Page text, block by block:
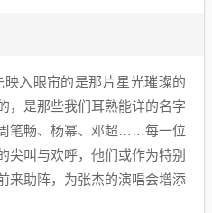
入眼帘的是那片星光璀璨的
，是那些我们耳熟能详的名字
笔畅、杨幂、邓超……每一位
尖叫与欢呼，他们或作为特别
来助阵，为张杰的演唱会增添